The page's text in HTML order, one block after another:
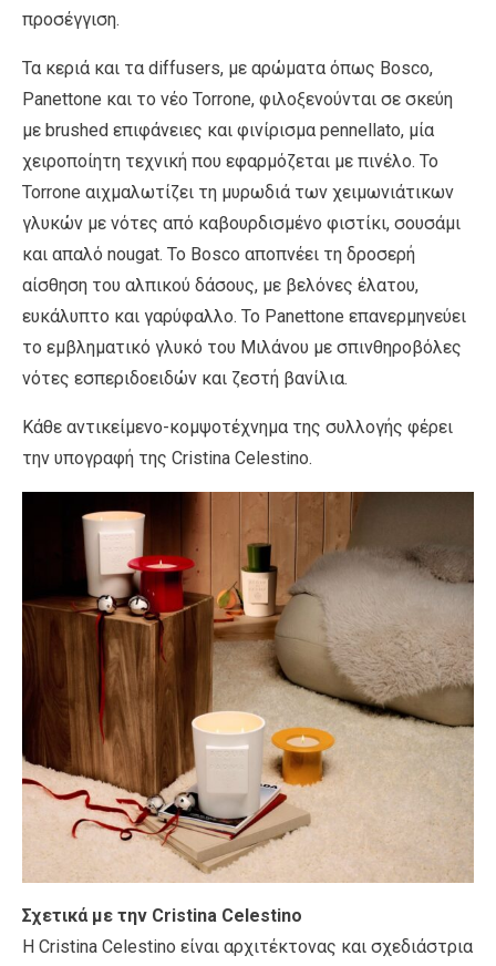
προσέγγιση.
Τα κεριά και τα diffusers, με αρώματα όπως Bosco,
Panettone και το νέο Torrone, φιλοξενούνται σε σκεύη
με brushed επιφάνειες και φινίρισμα pennellato, μία
χειροποίητη τεχνική που εφαρμόζεται με πινέλο. Το
Torrone αιχμαλωτίζει τη μυρωδιά των χειμωνιάτικων
γλυκών με νότες από καβουρδισμένο φιστίκι, σουσάμι
και απαλό nougat. Το Bosco αποπνέει τη δροσερή
αίσθηση του αλπικού δάσους, με βελόνες έλατου,
ευκάλυπτο και γαρύφαλλο. Το Panettone επανερμηνεύει
το εμβληματικό γλυκό του Μιλάνου με σπινθηροβόλες
νότες εσπεριδοειδών και ζεστή βανίλια.
Κάθε αντικείμενο-κομψοτέχνημα της συλλογής φέρει
την υπογραφή της Cristina Celestino.
Σχετικά με την Cristina Celestino
Η Cristina Celestino είναι αρχιτέκτονας και σχεδιάστρια